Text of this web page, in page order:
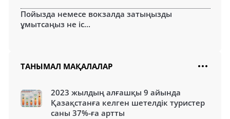
Пойызда немесе вокзалда затыңызды
ұмытсаңыз не іс...
ТАНЫМАЛ МАҚАЛАЛАР
2023 жылдың алғашқы 9 айында
Қазақстанға келген шетелдік туристер
саны 37%-ға артты